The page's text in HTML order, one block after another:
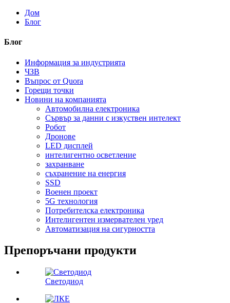
Дом
Блог
Блог
Информация за индустрията
ЧЗВ
Въпрос от Quora
Горещи точки
Новини на компанията
Автомобилна електроника
Сървър за данни с изкуствен интелект
Робот
Дронове
LED дисплей
интелигентно осветление
захранване
съхранение на енергия
SSD
Военен проект
5G технология
Потребителска електроника
Интелигентен измервателен уред
Автоматизация на сигурността
Препоръчани продукти
Светодиод